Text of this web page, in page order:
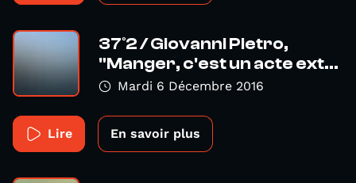
37°2 / Giovanni Pietro,
"Manger, c'est un acte ext...
Mardi 6 Décembre 2016
Lire En savoir plus